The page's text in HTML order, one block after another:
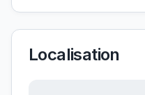
Localisation